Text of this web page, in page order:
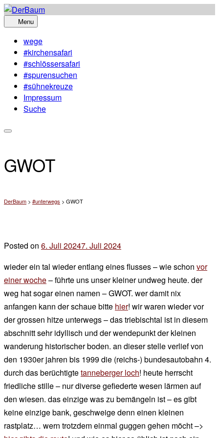
Skip
to
Menu
wege
#kirchensafari
#schlössersafari
#spurensuchen
#sühnekreuze
Impressum
Suche
GWOT
DerBaum > #unterwegs > GWOT
Posted on 6. Juli 20247. Juli 2024
chef
wieder ein tal wieder entlang eines flusses – wie schon vor
einer woche– führte uns unser kleiner undweg heute. der
weg hat sogar einen namen – GWOT. wer damit nix
anfangen kann der schaue bitte hier! wir waren wieder vor
der grossen hitze unterwegs – das triebischtal ist in diesem
abschnitt sehr idyllisch und der wendepunkt der kleinen
wanderung historischer boden. an dieser stelle verlief von
den 1930er jahren bis 1999 die (reichs-) bundesautobahn 4.
durch das berüchtigtetanneberger loch! heute herrscht
friedliche stille – nur diverse gefiederte wesen lärmen auf
den wiesen. das einzige was zu bemängeln ist – es gibt
keine einzige bank, geschweige denn einen kleinen
rastplatz… wern trotzdem einmal guggen gehen möcht –>